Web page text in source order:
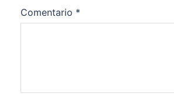
Comentario *